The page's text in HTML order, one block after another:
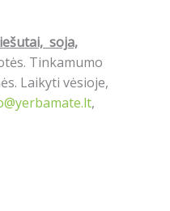
soja,
Tinkamumo
Laikyti vėsioje,
,